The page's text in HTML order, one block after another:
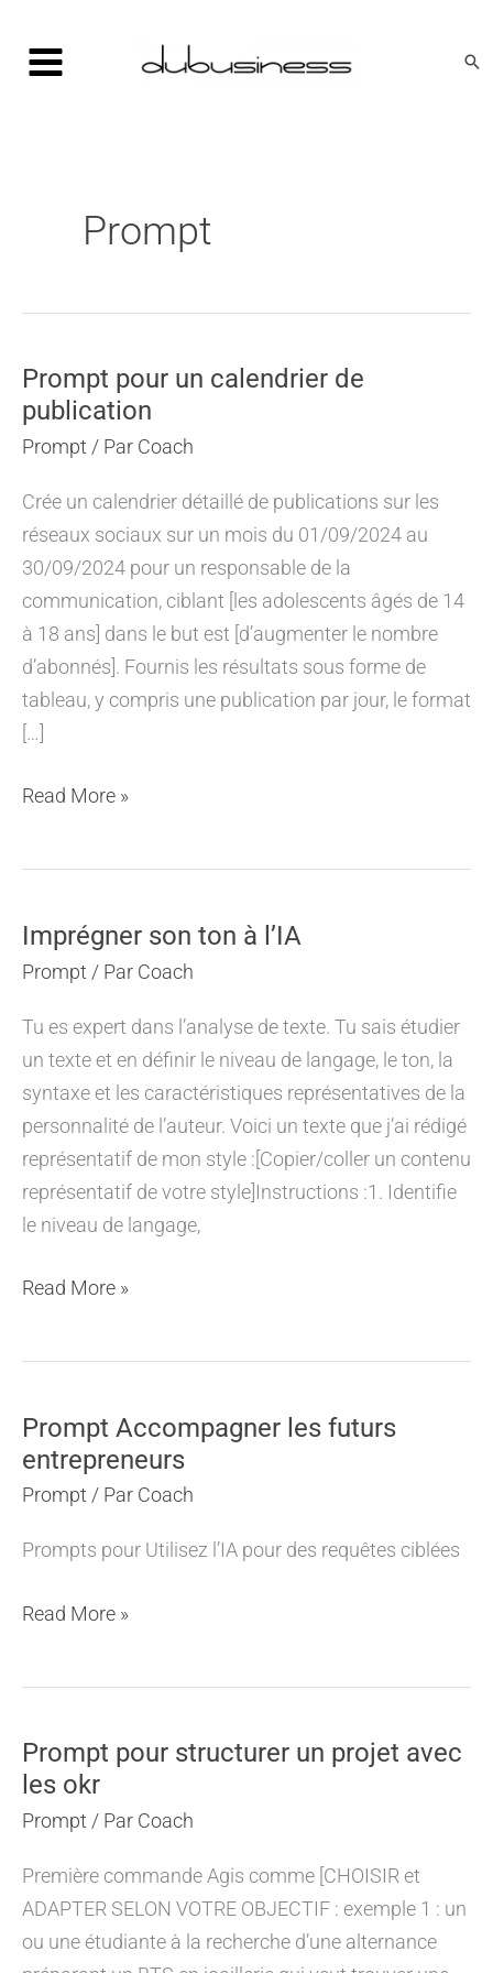
contenu
Prompt
Prompt pour un calendrier de
publication
Prompt / Par Coach
Crée un calendrier détaillé de publications sur les
réseaux sociaux sur un mois du 01/09/2024 au
30/09/2024 pour un responsable de la
communication, ciblant [les adolescents âgés de 14
à 18 ans] dans le but est [d’augmenter le nombre
d’abonnés]. Fournis les résultats sous forme de
tableau, y compris une publication par jour, le format
[…]
Prompt
de
publication
Read More »
Imprégner son ton à l’IA
Prompt / Par Coach
Tu es expert dans l’analyse de texte. Tu sais étudier
un texte et en définir le niveau de langage, le ton, la
syntaxe et les caractéristiques représentatives de la
personnalité de l’auteur. Voici un texte que j’ai rédigé
représentatif de mon style :[Copier/coller un contenu
représentatif de votre style]Instructions :1. Identifie
le niveau de langage,
Imprégner
l’IA
Read More »
Prompt Accompagner les futurs
entrepreneurs
Prompt / Par Coach
Prompts pour Utilisez l’IA pour des requêtes ciblées
Prompt
entrepreneurs
Read More »
Prompt pour structurer un projet avec
les okr
Prompt / Par Coach
Première commande Agis comme [CHOISIR et
ADAPTER SELON VOTRE OBJECTIF : exemple 1 : un
ou une étudiante à la recherche d’une alternance